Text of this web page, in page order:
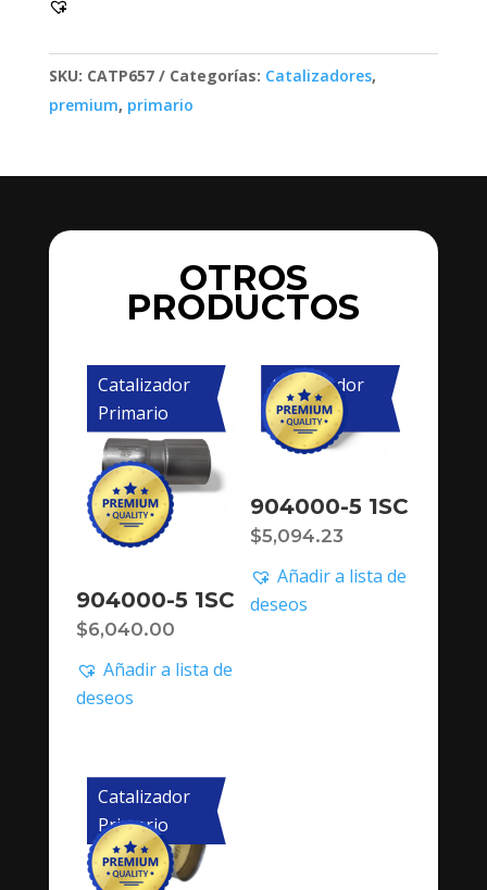
SKU: CATP657 Categorías: Catalizadores,
premium, primario
OTROS
PRODUCTOS
Catalizador
Primario
904000-5 1SC
$6,040.00
Añadir a lista de
deseos
Catalizador
Primario
904000-5 1SC
$5,094.23
Añadir a lista de
deseos
Catalizador
Primario